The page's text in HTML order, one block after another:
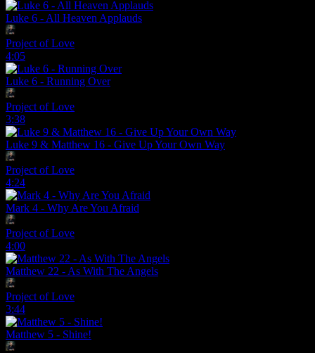
Luke 6 - All Heaven Applauds
Project of Love
4:05
Luke 6 - Running Over
Project of Love
3:38
Luke 9 & Matthew 16 - Give Up Your Own Way
Project of Love
4:24
Mark 4 - Why Are You Afraid
Project of Love
4:00
Matthew 22 - As With The Angels
Project of Love
3:44
Matthew 5 - Shine!